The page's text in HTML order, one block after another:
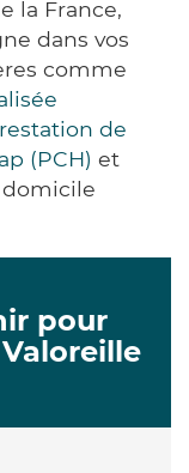
la France,
dans vos
comme
de
(PCH) et
pour